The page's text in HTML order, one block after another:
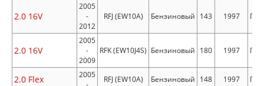
2.0 16V
2005
-
2012
RFJ (EW10A) Бензиновый 143 1997
2.0 16V
2005
-
2009
RFK (EW10J4S) Бензиновый 180 1997
2.0 Flex
2005
RFJ (EW10A) Бензиновый 148 1997